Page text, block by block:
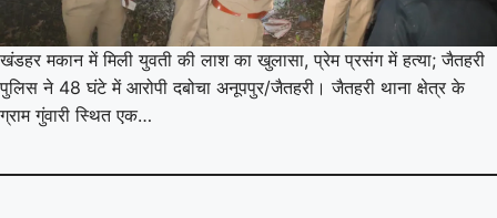
खंडहर मकान में मिली युवती की लाश का खुलासा, प्रेम प्रसंग में हत्या; जैतहरी
पुलिस ने 48 घंटे में आरोपी दबोचा अनूपपुर/जैतहरी। जैतहरी थाना क्षेत्र के
ग्राम गुंवारी स्थित एक…